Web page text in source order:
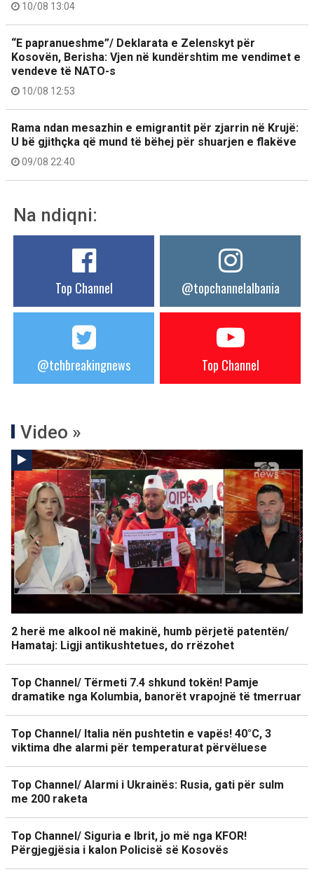
10/08 13:04
“E papranueshme”/ Deklarata e Zelenskyt për
Kosovën, Berisha: Vjen në kundërshtim me vendimet e
vendeve të NATO-s
10/08 12:53
Rama ndan mesazhin e emigrantit për zjarrin në Krujë:
U bë gjithçka që mund të bëhej për shuarjen e flakëve
09/08 22:40
Na ndiqni:
Top Channel @topchannelalbania
@tchbreakingnews Top Channel
Video »
2 herë me alkool në makinë, humb përjetë patentën/
Hamataj: Ligji antikushtetues, do rrëzohet
Top Channel/ Tërmeti 7.4 shkund tokën! Pamje
dramatike nga Kolumbia, banorët vrapojnë të tmerruar
Top Channel/ Italia nën pushtetin e vapës! 40°C, 3
viktima dhe alarmi për temperaturat përvëluese
Top Channel/ Alarmi i Ukrainës: Rusia, gati për sulm
me 200 raketa
Top Channel/ Siguria e Ibrit, jo më nga KFOR!
Përgjegjësia i kalon Policisë së Kosovës